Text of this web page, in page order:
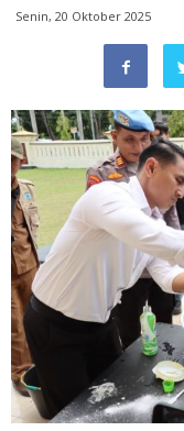
Senin, 20 Oktober 2025